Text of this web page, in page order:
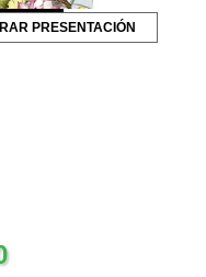
PRESENTACIÓN